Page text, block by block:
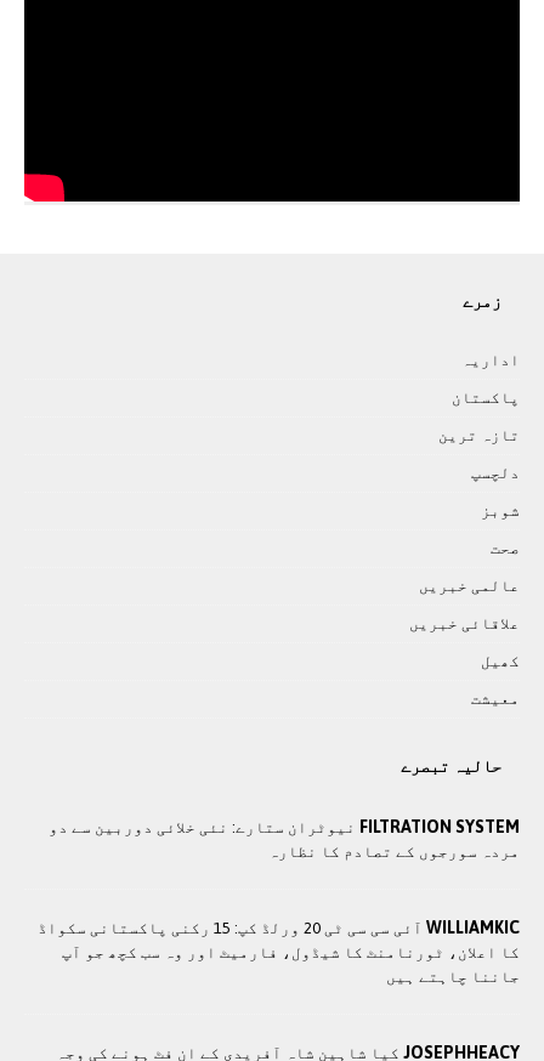
زمرے
اداريہ
پاکستان
تازہ ترين
دلچسپ
شوبز
صحت
عالمی خبريں
علاقائی خبريں
کھيل
معيشت
حالیہ تبصرے
FILTRATION SYSTEM نیوٹران ستارے: نئی خلائی دوربین سے دو
مردہ سورجوں کے تصادم کا نظارہ
WILLIAMKIC
آئی سی سی ٹی 20 ورلڈ کپ: 15 رکنی پاکستانی سکواڈ
کا اعلان، ٹورنامنٹ کا شیڈول، فارمیٹ اور وہ سب کچھ جو آپ
جاننا چاہتے ہیں
JOSEPHHEACY کیا شاہین شاہ آفریدی کے ان فٹ ہونے کی وجہ